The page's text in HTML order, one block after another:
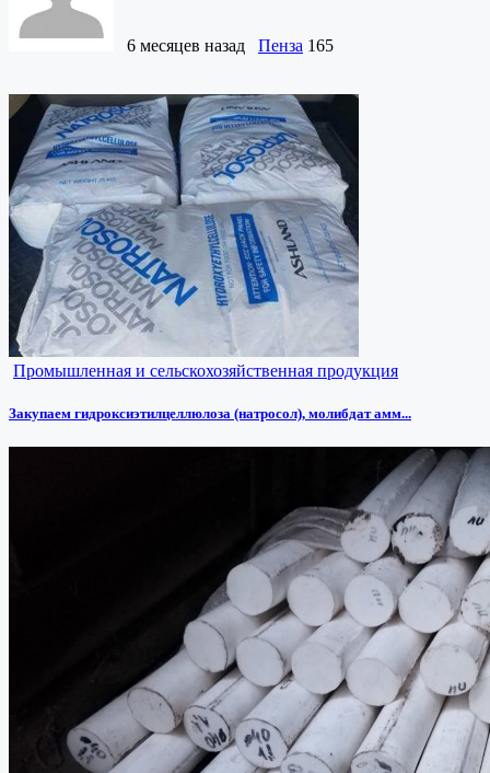
6 месяцев назад Пенза 165
Промышленная и сельскохозяйственная продукция
Закупаем гидроксиэтилцеллюлоза (натросол), молибдат амм...